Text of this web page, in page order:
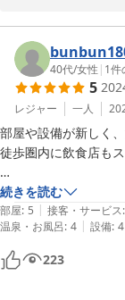
お部屋の中も、外
す。
まるで現地住民に
のコンセプトを楽
駐車場に関しては
少しでもお客様が
整備に関しても、
まいりたいと思い
ぜひ、沖縄にあるセ
40代/女性 | 1件
5
レジャー 一人
部屋や設備が新しく
徒歩圏内に飲食店も
以下気づいた点3点記
洗濯機と乾燥機が備
用の設備が欲しかった
洗面所や浴室にフッ
れなくて不便でした。
何回かうっかり鍵を
続きを読む
部屋: 5 | 接客・サービス:
温泉・お風呂: 4 | 設備: 4
223